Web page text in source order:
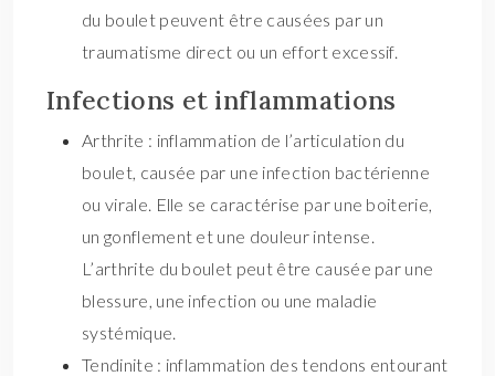
du boulet peuvent être causées par un
traumatisme direct ou un effort excessif.
Infections et inflammations
Arthrite : inflammation de l’articulation du
boulet, causée par une infection bactérienne
ou virale. Elle se caractérise par une boiterie,
un gonflement et une douleur intense.
L’arthrite du boulet peut être causée par une
blessure, une infection ou une maladie
systémique.
Tendinite : inflammation des tendons entourant